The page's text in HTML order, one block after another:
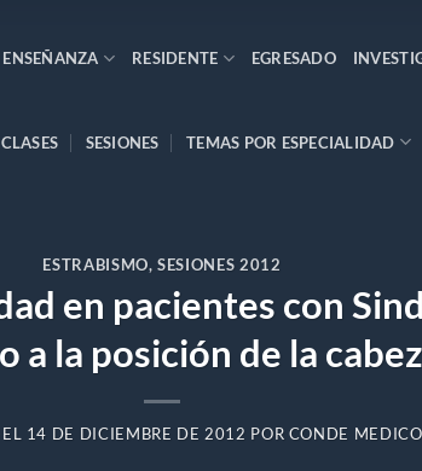
ENSEÑANZA RESIDENTE EGRESADO
CLASES SESIONES TEMAS POR ESPECIALIDAD
ESTRABISMO,SESIONES 2012
en pacientes con
a la posición de la
14 DE DICIEMBRE DE 2012 POR CONDE MEDICO